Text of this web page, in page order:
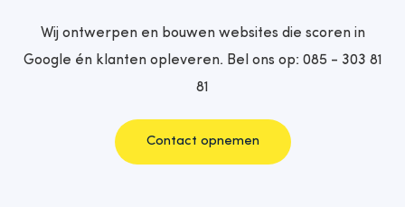
Wij ontwerpen en bouwen websites die scoren in
Google én klanten opleveren. Bel ons op: 085 - 303 81
81
Contact opnemen